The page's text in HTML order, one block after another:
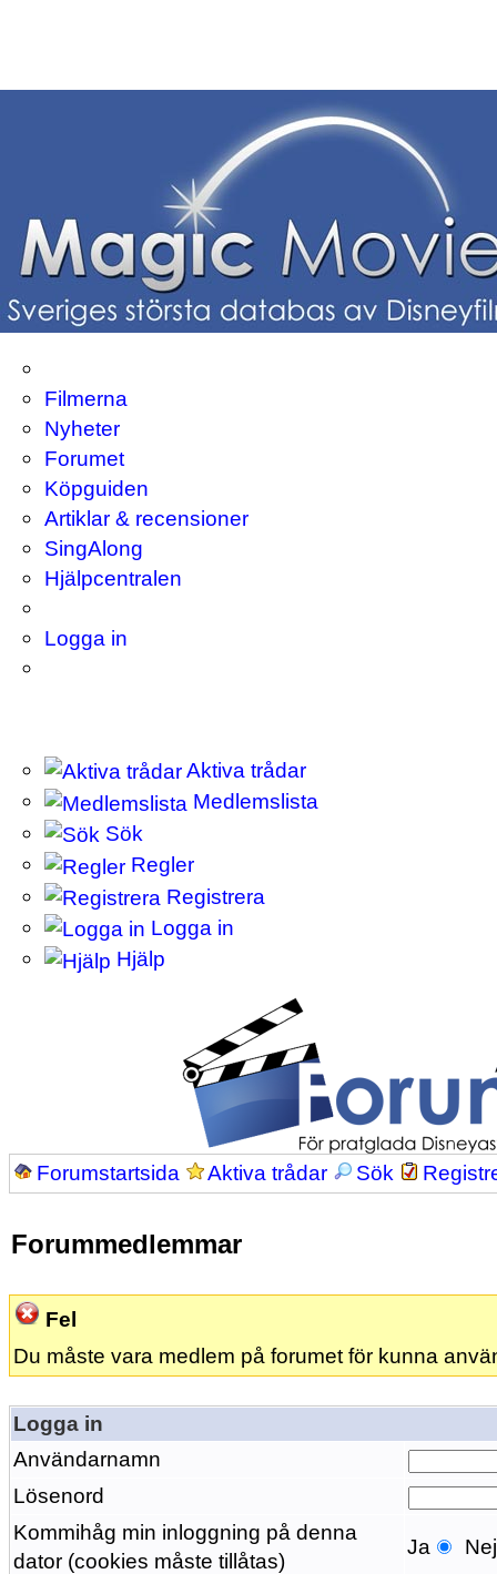
Filmerna
Nyheter
Forumet
Köpguiden
Artiklar & recensioner
SingAlong
Hjälpcentralen
Logga in
Aktiva trådar
Medlemslista
Sök
Regler
Registrera
Logga in
Hjälp
Forumstartsida Aktiva trådar Sök
Forummedlemmar
Fel
Du måste vara medlem på forumet för kunna
Logga in
Användarnamn
Lösenord
Kommihåg min inloggning på denna
dator (cookies måste tillåtas)
Ja Nej